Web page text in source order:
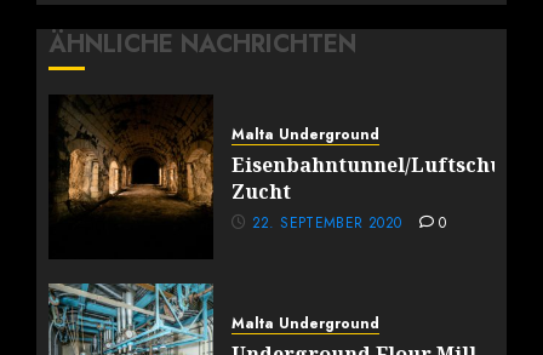
ÄHNLICHE NACHRICHTEN
Malta Underground
Eisenbahntunnel/Luftschutz/
Zucht
22. SEPTEMBER 2020 0
Malta Underground